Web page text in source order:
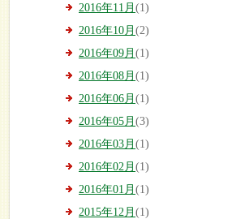
2016年11月 (1)
2016年10月 (2)
2016年09月 (1)
2016年08月 (1)
2016年06月 (1)
2016年05月 (3)
2016年03月 (1)
2016年02月 (1)
2016年01月 (1)
2015年12月 (1)